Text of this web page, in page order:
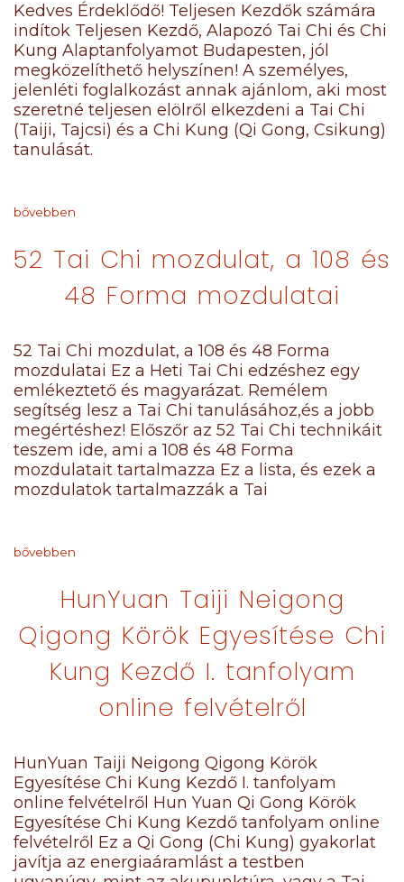
Kedves Érdeklődő! Teljesen Kezdők számára
indítok Teljesen Kezdő, Alapozó Tai Chi és Chi
Kung Alaptanfolyamot Budapesten, jól
megközelíthető helyszínen! A személyes,
jelenléti foglalkozást annak ajánlom, aki most
szeretné teljesen elölről elkezdeni a Tai Chi
(Taiji, Tajcsi) és a Chi Kung (Qi Gong, Csikung)
tanulását.
bővebben
52 Tai Chi mozdulat, a 108 és
48 Forma mozdulatai
52 Tai Chi mozdulat, a 108 és 48 Forma
mozdulatai Ez a Heti Tai Chi edzéshez egy
emlékeztető és magyarázat. Remélem
segítség lesz a Tai Chi tanulásához,és a jobb
megértéshez! Előszőr az 52 Tai Chi technikáit
teszem ide, ami a 108 és 48 Forma
mozdulatait tartalmazza Ez a lista, és ezek a
mozdulatok tartalmazzák a Tai
bővebben
HunYuan Taiji Neigong
Qigong Körök Egyesítése Chi
Kung Kezdő I. tanfolyam
online felvételről
HunYuan Taiji Neigong Qigong Körök
Egyesítése Chi Kung Kezdő I. tanfolyam
online felvételről Hun Yuan Qi Gong Körök
Egyesítése Chi Kung Kezdő tanfolyam online
felvételről Ez a Qi Gong (Chi Kung) gyakorlat
javítja az energiaáramlást a testben